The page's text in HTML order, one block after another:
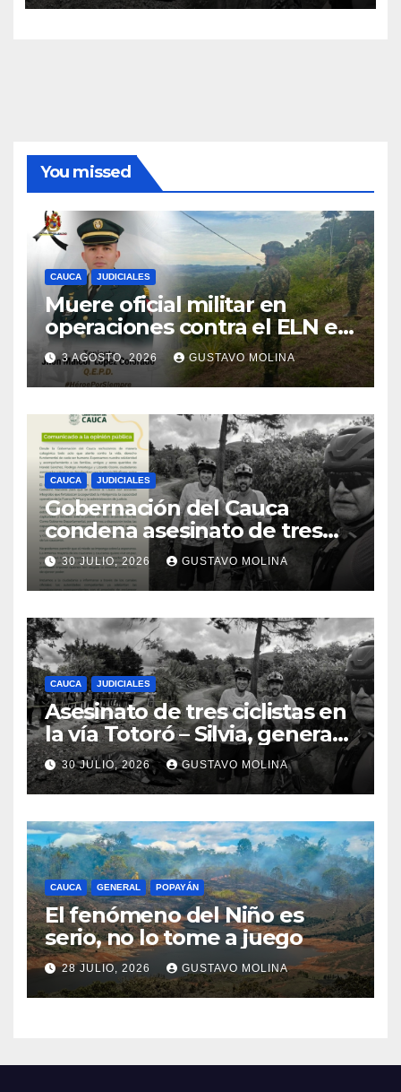
You missed
CAUCA JUDICIALES
Muere oficial militar en
operaciones contra el ELN en
el sur del Cauca
3 AGOSTO, 2026 GUSTAVO MOLINA
CAUCA JUDICIALES
Gobernación del Cauca
condena asesinato de tres
ciudadanos y exige medidas
urgentes al Gobierno
Nacional
30 JULIO, 2026 GUSTAVO MOLINA
CAUCA JUDICIALES
Asesinato de tres ciclistas en
la vía Totoró – Silvia, genera
consternación en el Cauca
30 JULIO, 2026 GUSTAVO MOLINA
CAUCA GENERAL POPAYÁN
El fenómeno del Niño es
serio, no lo tome a juego
28 JULIO, 2026 GUSTAVO MOLINA